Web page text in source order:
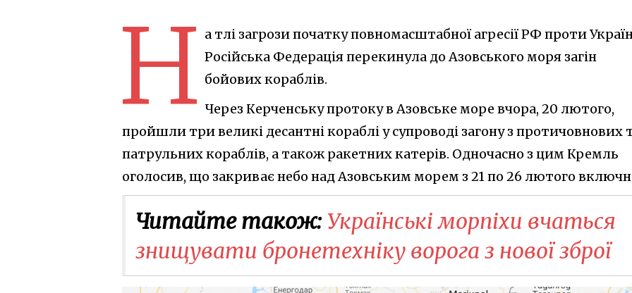
Н а тлі загрози початку повномасштабної агресії РФ проти
Російська Федерація перекинула до Азовського моря загін
бойових кораблів.
Через Керченську протоку в Азовське море вчора, 20 лютого,
пройшли три великі десантні кораблі у супроводі загону з протичовнових
патрульних кораблів, а також ракетних катерів. Одночасно з цим Кремль
оголосив, що закриває небо над Азовським морем з 21 по 26 лютого
Читайте також: Українські морпіхи вчаться
знищувати бронетехніку ворога з нової зброї